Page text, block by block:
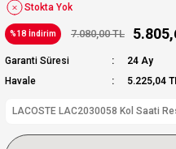
Stokta Yok
%18 İndirim 7.080,00 TL
Garanti Süresi
24 Ay
Havale
5.225,04
LACOSTE LAC2030058 Kol Saati